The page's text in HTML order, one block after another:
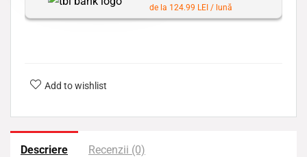
de la 124.99 LEI / lună
Add to wishlist
Descriere Recenzii (0)